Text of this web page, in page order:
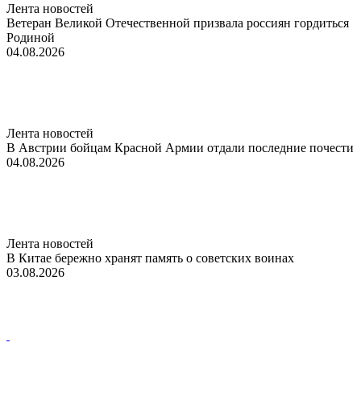
Лента новостей
Ветеран Великой Отечественной призвала россиян гордиться
Родиной
04.08.2026
Лента новостей
В Австрии бойцам Красной Армии отдали последние почести
04.08.2026
Лента новостей
В Китае бережно хранят память о советских воинах
03.08.2026